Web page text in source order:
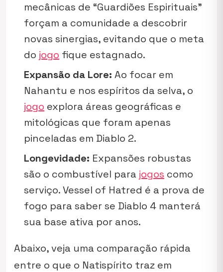
mecânicas de “Guardiões Espirituais”
forçam a comunidade a descobrir
novas sinergias, evitando que o meta
do jogo fique estagnado.
Expansão da Lore: Ao focar em
Nahantu e nos espíritos da selva, o
jogo explora áreas geográficas e
mitológicas que foram apenas
pinceladas em Diablo 2.
Longevidade: Expansões robustas
são o combustível para jogos como
serviço. Vessel of Hatred é a prova de
fogo para saber se Diablo 4 manterá
sua base ativa por anos.
Abaixo, veja uma comparação rápida
entre o que o Natispírito traz em